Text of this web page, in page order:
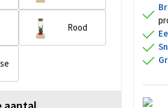
Rood